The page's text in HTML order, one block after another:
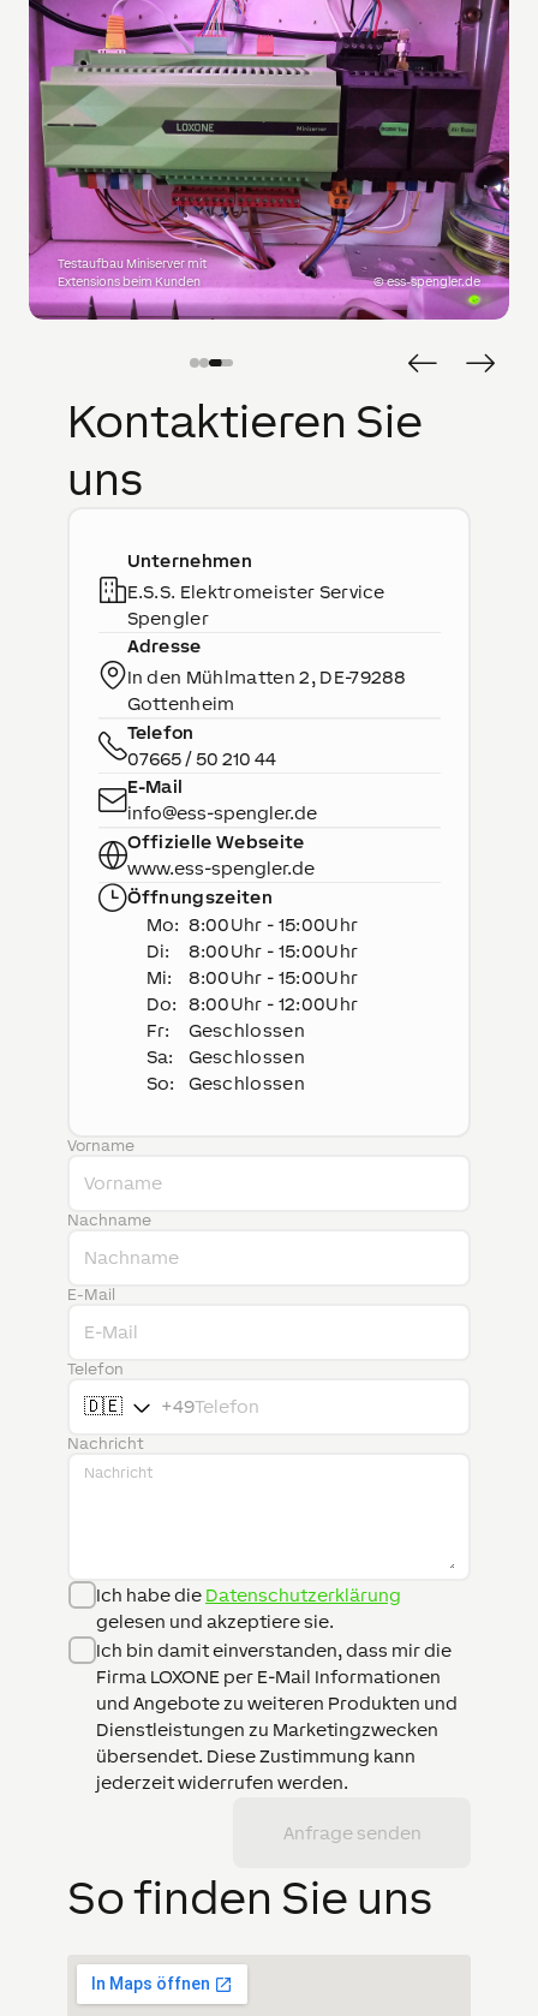
Testaufbau Miniserver mit
Extensions beim Kunden
©ess-spengler.de
Kontaktieren Sie
uns
Unternehmen
E.S.S. Elektromeister Service
Spengler
Adresse
In den Mühlmatten 2, DE-79288
Gottenheim
Telefon
07665 / 50 210 44
E-Mail
info@ess-spengler.de
Offizielle Webseite
www.ess-spengler.de
Öffnungszeiten
Mo: 8:00Uhr - 15:00Uhr
Di:
8:00Uhr - 15:00Uhr
Mi:
8:00Uhr - 15:00Uhr
Do:
8:00Uhr - 12:00Uhr
Fr:
Geschlossen
Sa:
Geschlossen
So: Geschlossen
Vorname
Nachname
E-Mail
Telefon
🇩🇪 +49
Nachricht
Ich habe die Datenschutzerklärung
gelesen und akzeptiere sie.
Ich bin damit einverstanden, dass mir die
Firma LOXONE per E-Mail Informationen
und Angebote zu weiteren Produkten und
Dienstleistungen zu Marketingzwecken
übersendet. Diese Zustimmung kann
jederzeit widerrufen werden.
Anfrage senden
So finden Sie uns